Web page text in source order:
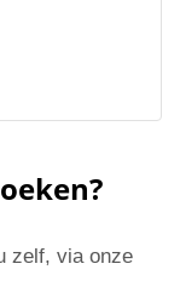
zelf, via onze